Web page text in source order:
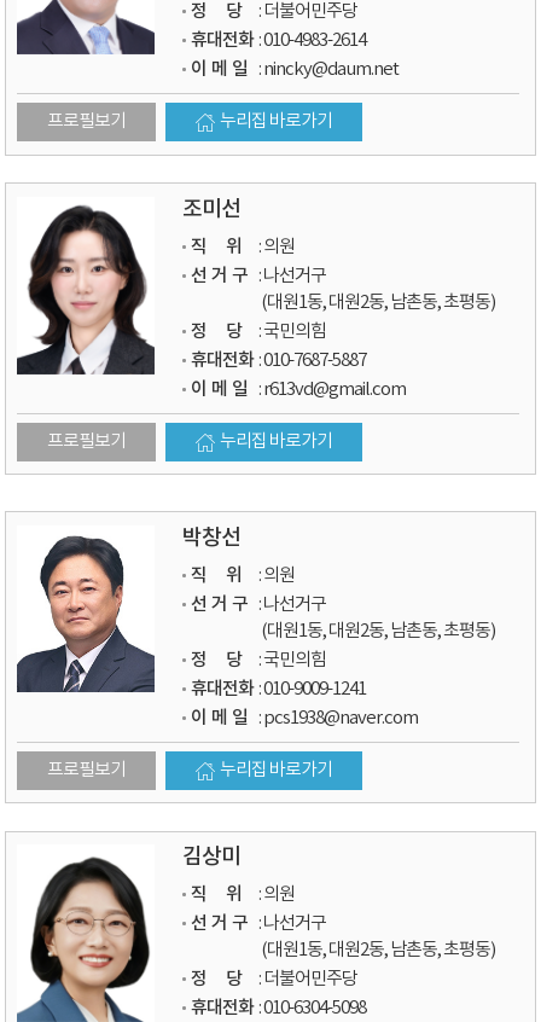
정 당
: 더불어민주당
휴대전화 : 010-4983-2614
이 메 일
: nincky@daum.net
프로필보기 누리집 바로가기
조미선
직 위
: 의원
선 거 구 : 나선거구
(대원1동, 대원2동, 남촌동, 초평동)
정 당
: 국민의힘
휴대전화 : 010-7687-5887
이 메 일
: r613vd@gmail.com
프로필보기 누리집 바로가기
박창선
직 위
: 의원
선 거 구 : 나선거구
(대원1동, 대원2동, 남촌동, 초평동)
정 당
: 국민의힘
휴대전화 : 010-9009-1241
이 메 일
: pcs1938@naver.com
프로필보기 누리집 바로가기
김상미
직 위
: 의원
선 거 구 : 나선거구
(대원1동, 대원2동, 남촌동, 초평동)
정 당
: 더불어민주당
휴대전화 : 010-6304-5098